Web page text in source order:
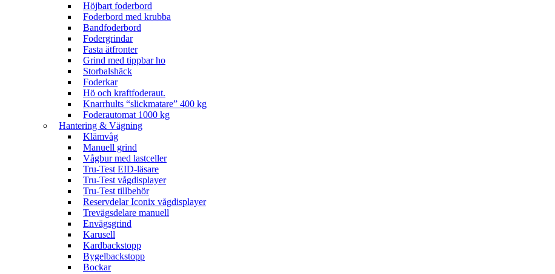
Höjbart foderbord
Foderbord med krubba
Bandfoderbord
Fodergrindar
Fasta ätfronter
Grind med tippbar ho
Storbalshäck
Foderkar
Hö och kraftfoderaut.
Knarrhults “slickmatare” 400 kg
Foderautomat 1000 kg
Hantering & Vägning
Klämvåg
Manuell grind
Vågbur med lastceller
Tru-Test EID-läsare
Tru-Test vågdisplayer
Tru-Test tillbehör
Reservdelar Iconix vågdisplayer
Trevägsdelare manuell
Envägsgrind
Karusell
Kardbackstopp
Bygelbackstopp
Bockar